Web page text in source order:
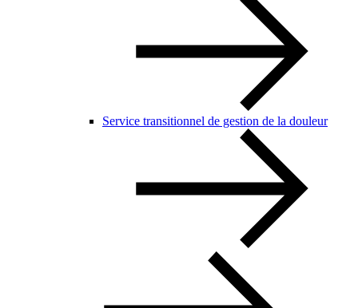
Service transitionnel de gestion de la douleur